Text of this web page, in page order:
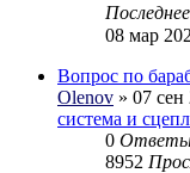
08 мар
Вопрос по
Olenov » 07
система и
0
8952